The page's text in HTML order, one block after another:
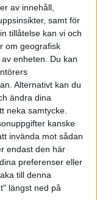
av innehåll,
samt för
tillåtelse kan vi och
om geografisk
enheten. Du kan
Alternativt kan du
ändra dina
neka samtycke.
kanske
invända mot sådan
endast den här
preferenser eller
till denna
längst ned på
flytandes
fram till
orkat läsa
för min
min närhet?
ska jag"